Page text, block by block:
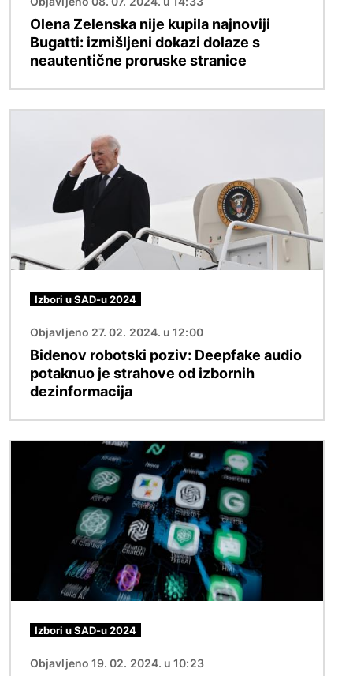
Olena Zelenska nije kupila najnoviji
Bugatti: izmišljeni dokazi dolaze s
neautentične proruske stranice
Izbori u SAD-u 2024
Objavljeno 27. 02. 2024. u 12:00
Bidenov robotski poziv: Deepfake audio
potaknuo je strahove od izbornih
dezinformacija
Izbori u SAD-u 2024
Objavljeno 19. 02. 2024. u 10:23